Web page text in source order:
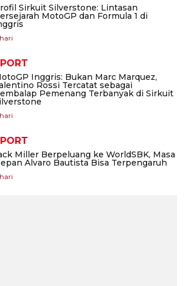
Sirkuit Silverstone: Lintasan
MotoGP dan Formula 1 di
Inggris: Bukan Marc Marquez,
Rossi Tercatat sebagai
Pemenang Terbanyak di Sirkuit
Miller Berpeluang ke WorldSBK, Masa
Alvaro Bautista Bisa Terpengaruh